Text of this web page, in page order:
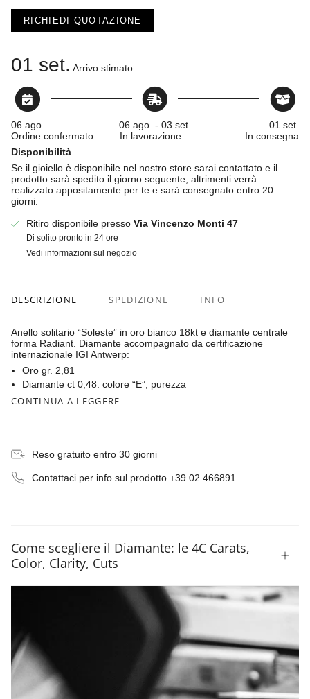
RICHIEDI QUOTAZIONE
01 set. Arrivo stimato
06 ago.
Ordine confermato
06 ago. - 03 set.
In lavorazione...
01 set.
In consegna
Disponibilità
Se il gioiello è disponibile nel nostro store sarai contattato e il
prodotto sarà spedito il giorno seguente, altrimenti verrà
realizzato appositamente per te e sarà consegnato entro 20
giorni.
Ritiro disponibile presso Via Vincenzo Monti 47
Di solito pronto in 24 ore
Vedi informazioni sul negozio
DESCRIZIONE SPEDIZIONE INFO
Anello solitario “Soleste” in oro bianco 18kt e diamante centrale
forma Radiant. Diamante accompagnato da certificazione
internazionale IGI Antwerp:
Oro gr. 2,81
Diamante ct 0,48: colore “E”, purezza
CONTINUA A LEGGERE
Reso gratuito entro 30 giorni
Contattaci per info sul prodotto +39 02 466891
Come scegliere il Diamante: le 4C Carats,
Color, Clarity, Cuts